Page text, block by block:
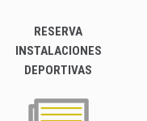
RESERVA
INSTALACIONES
DEPORTIVAS